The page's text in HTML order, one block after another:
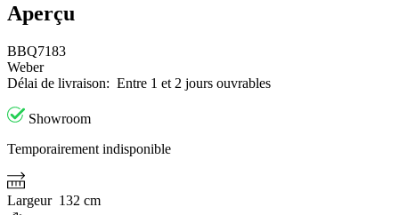
Aperçu
BBQ7183
Weber
Délai de livraison: Entre 1 et 2 jours ouvrables
Showroom
Temporairement indisponible
Largeur 132 cm